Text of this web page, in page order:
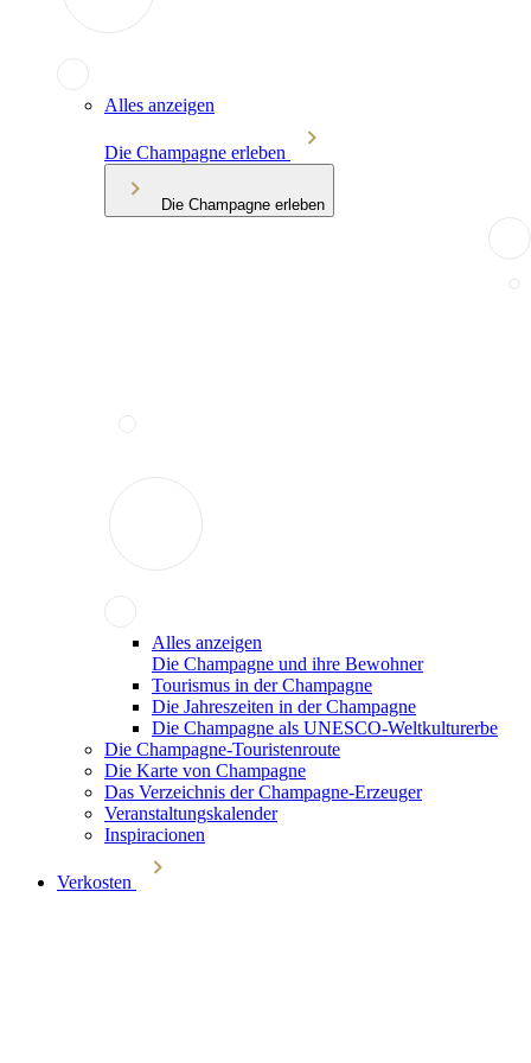
Alles anzeigen
Die Champagne erleben
Die Champagne erleben
Alles anzeigen
Die Champagne und ihre Bewohner
Tourismus in der Champagne
Die Jahreszeiten in der Champagne
Die Champagne als UNESCO-Weltkulturerbe
Die Champagne-Touristenroute
Die Karte von Champagne
Das Verzeichnis der Champagne-Erzeuger
Veranstaltungskalender
Inspiracionen
Verkosten